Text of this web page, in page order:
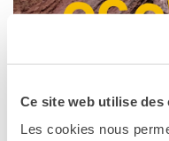
Ce site web utilise des
Les cookies nous
CHI